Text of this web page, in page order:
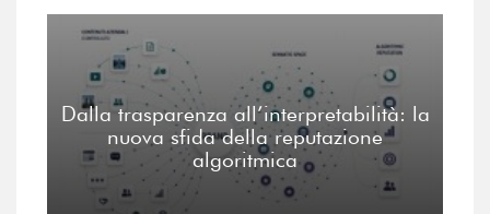
Dalla trasparenza all’interpretabilità: la
nuova sfida della reputazione
algoritmica